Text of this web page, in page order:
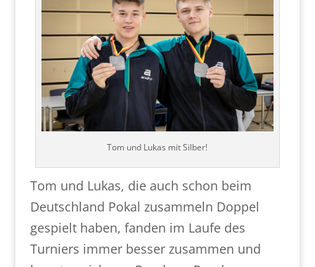
Tom und Lukas mit Silber!
Tom und Lukas, die auch schon beim
Deutschland Pokal zusammeln Doppel
gespielt haben, fanden im Laufe des
Turniers immer besser zusammen und